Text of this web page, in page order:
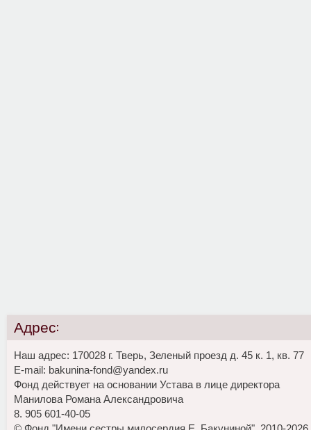
Адрес:
Наш адрес: 170028 г. Тверь, Зеленый проезд д. 45 к. 1, кв. 77
E-mail: bakunina-fond@yandex.ru
Фонд действует на основании Устава в лице директора
Манилова Романа Александровича
8. 905 601-40-05